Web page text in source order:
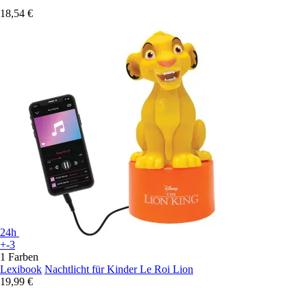
18,54 €
24h
+-3
1 Farben
Lexibook Nachtlicht für Kinder Le Roi Lion
19,99 €